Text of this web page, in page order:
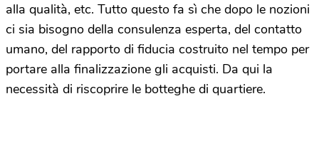
alla qualità, etc. Tutto questo fa sì che dopo le nozioni
ci sia bisogno della consulenza esperta, del contatto
umano, del rapporto di fiducia costruito nel tempo per
portare alla finalizzazione gli acquisti. Da qui la
necessità di riscoprire le botteghe di quartiere.